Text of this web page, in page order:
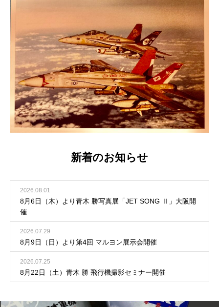
新着のお知らせ
2026.08.01
8月6日（木）より青木 勝写真展「JET SONG Ⅱ」大阪開
催
2026.07.29
8月9日（日）より第4回 マルヨン展示会開催
2026.07.25
8月22日（土）青木 勝 飛行機撮影セミナー開催